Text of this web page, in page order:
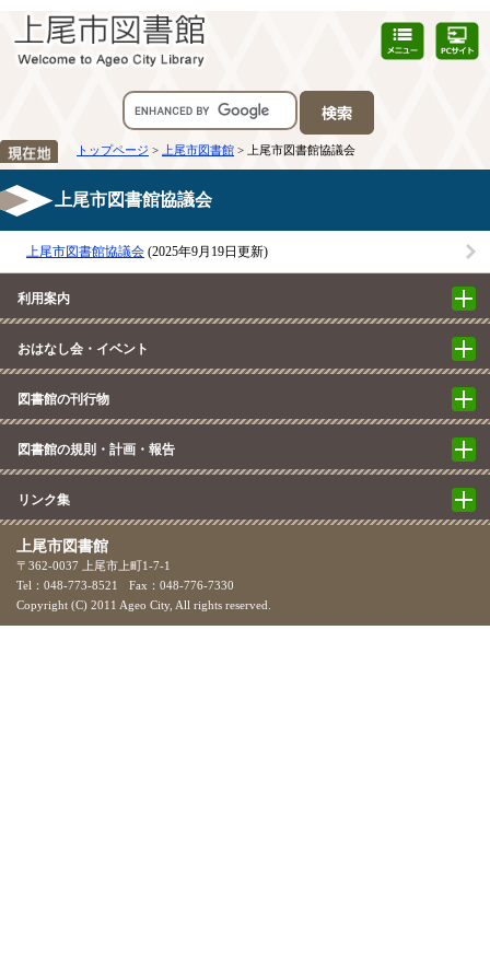
トップページ > 上尾市図書館 > 上尾市図書館協議会
上尾市図書館協議会
上尾市図書館協議会 (2025年9月19日更新)
利用案内
おはなし会・イベント
図書館の刊行物
図書館の規則・計画・報告
リンク集
上尾市図書館
〒362-0037 上尾市上町1-7-1
Tel：048-773-8521
Fax：048-776-7330
Copyright (C) 2011 Ageo City, All rights reserved.